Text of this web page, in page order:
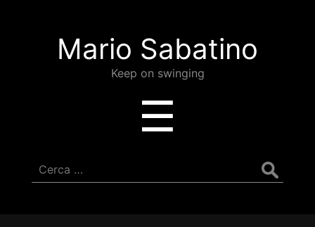
Mario
Sabatino
Mario Sabatino
Keep on swinging
☰
Ricerca
per: